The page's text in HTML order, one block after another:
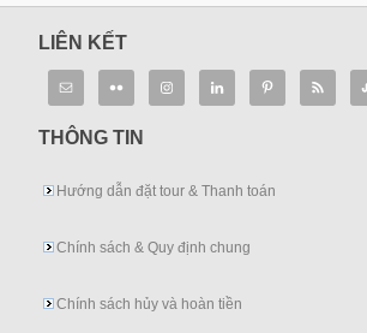
LIÊN KẾT
THÔNG TIN
Hướng dẫn đặt tour & Thanh toán
Chính sách & Quy định chung
Chính sách hủy và hoàn tiền